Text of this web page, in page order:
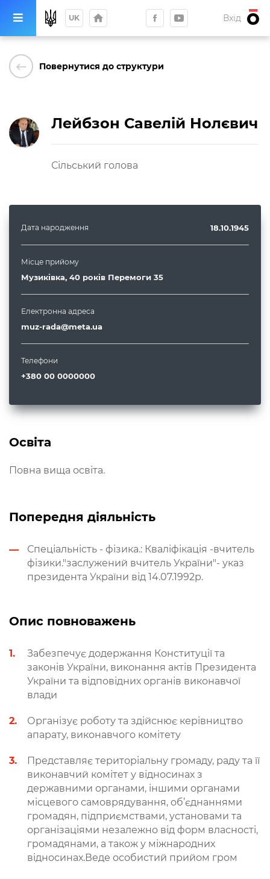
UK home Вхід
keyboard_backspace Повернутися до структури
Лейбзон Савелій Нолєвич
Сільський голова
Дата народження 18.10.1945
Місце прийому
Музиківка, 40 років Перемоги 35
Електронна адреса
muz-rada@meta.ua
Телефони
+380 00 0000000
Освіта
Повна вища освіта.
Попередня діяльність
Спеціальність - фізика.: Кваліфікація -вчитель
фізики."заслужений вчитель України"- указ
президента України від 14.07.1992р.
Опис повноважень
Забезпечує додержання Конституції та
законів України, виконання актів Президента
України та відповідних органів виконавчої
влади
Організує роботу та здійснює керівництво
апарату, виконавчого комітету
Представляє територіальну громаду, раду та її
виконавчий комітет у відносинах з
державними органами, іншими органами
місцевого самоврядування, об’єднаннями
громадян, підприємствами, установами та
організаціями незалежно від форм власності,
громадянами, а також у міжнародних
відносинах.Веде особистий прийом гром